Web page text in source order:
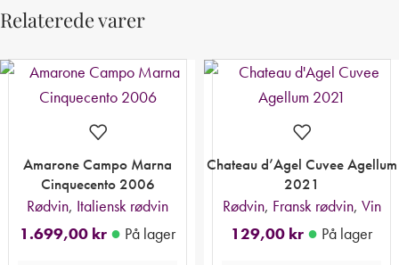
Relaterede varer
Amarone Campo Marna
Cinquecento 2006
Rødvin, Italiensk rødvin
1.699,00 kr ● På lager
Chateau d’Agel Cuvee Agellum
2021
Rødvin, Fransk rødvin, Vin
129,00 kr ● På lager